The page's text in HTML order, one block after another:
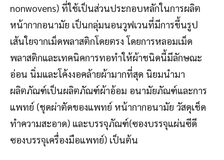
nonwovens) ที่ใช้เป็นส่วนประกอบหลักในการผลิต
หน้ากากอนามัย เป็นกลุ่มนอนวูฟเวนที่มีการขึ้นรูป
เส้นใยจากเม็ดพลาสติกโดยตรง โดยการหลอมเม็ด
พลาสติกและเทคนิคการทอทำให้ผ้าชนิดนี้มีลักษณะ
อ่อน นิ่มและโค้งงอคล้ายผ้ามากที่สุด นิยมนำมา
ผลิตภัณฑ์เป็นผลิตภัณฑ์ผ้าอ้อม อนามัยภัณฑ์และการ
แพทย์ (ชุดผ่าตัดของแพทย์ หน้ากากอนามัย วัสดุเช็ด
ทำความสะอาด) และบรรจุภัณฑ์(ซองบรรจุแผ่นซีดี
ซองบรรจุเครื่องมือแพทย์) เป็นต้น